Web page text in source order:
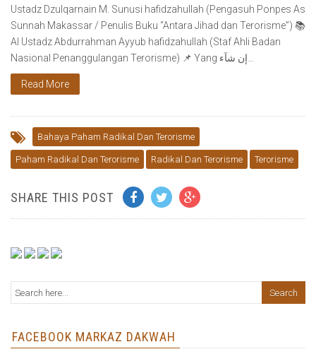
Ustadz Dzulqarnain M. Sunusi hafidzahullah (Pengasuh Ponpes As
Sunnah Makassar / Penulis Buku “Antara Jihad dan Terorisme”) 📚
Al Ustadz Abdurrahman Ayyub hafidzahullah (Staf Ahli Badan
Read More
Bahaya Paham Radikal Dan Terorisme
Paham Radikal Dan Terorisme Radikal Dan Terorisme Terorisme
SHARE THIS POST
FACEBOOK MARKAZ DAKWAH